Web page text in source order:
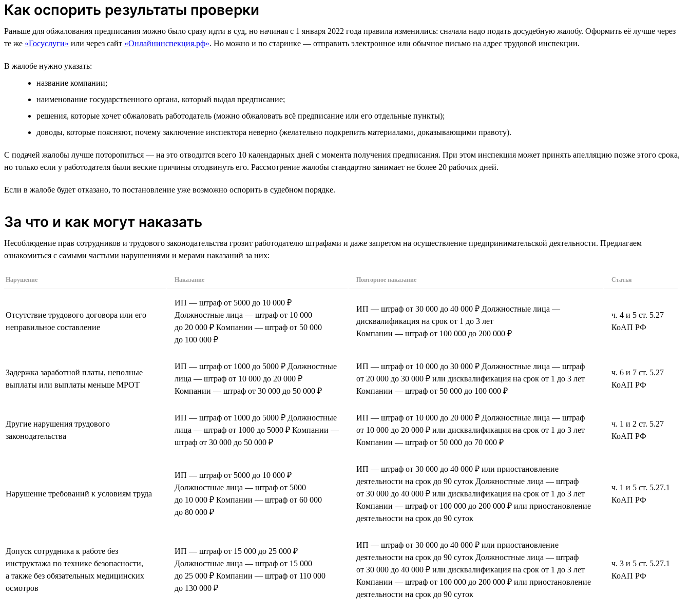
Как оспорить результаты проверки
Раньше для обжалования предписания можно было сразу идти в суд, но начиная с 1 января 2022 года правила изменились: сначала надо подать досудебную жалобу. Оформить её лучше через
те же «Госуслуги» или через сайт «Онлайнинспекция.рф». Но можно и по старинке — отправить электронное или обычное письмо на адрес трудовой инспекции.
В жалобе нужно указать:
название компании;
наименование государственного органа, который выдал предписание;
решения, которые хочет обжаловать работодатель (можно обжаловать всё предписание или его отдельные пункты);
доводы, которые поясняют, почему заключение инспектора неверно (желательно подкрепить материалами, доказывающими правоту).
С подачей жалобы лучше поторопиться — на это отводится всего 10 календарных дней с момента получения предписания. При этом инспекция может принять апелляцию позже этого срока,
но только если у работодателя были веские причины отодвинуть его. Рассмотрение жалобы стандартно занимает не более 20 рабочих дней.
Если в жалобе будет отказано, то постановление уже возможно оспорить в судебном порядке.
За что и как могут наказать
Несоблюдение прав сотрудников и трудового законодательства грозит работодателю штрафами и даже запретом на осуществление предпринимательской деятельности. Предлагаем
ознакомиться с самыми частыми нарушениями и мерами наказаний за них:
Нарушение Наказание Повторное наказание Статья
Отсутствие трудового договора или его
неправильное составление
ИП — штраф от 5000 до 10 000 ₽
Должностные лица — штраф от 10 000
до 20 000 ₽ Компании — штраф от 50 000
до 100 000 ₽
ИП — штраф от 30 000 до 40 000 ₽ Должностные лица —
дисквалификация на срок от 1 до 3 лет
Компании — штраф от 100 000 до 200 000 ₽
ч. 4 и 5 ст. 5.27
КоАП РФ
Задержка заработной платы, неполные
выплаты или выплаты меньше МРОТ
ИП — штраф от 1000 до 5000 ₽ Должностные
лица — штраф от 10 000 до 20 000 ₽
Компании — штраф от 30 000 до 50 000 ₽
ИП — штраф от 10 000 до 30 000 ₽ Должностные лица — штраф
от 20 000 до 30 000 ₽ или дисквалификация на срок от 1 до 3 лет
Компании — штраф от 50 000 до 100 000 ₽
ч. 6 и 7 ст. 5.27
КоАП РФ
Другие нарушения трудового
законодательства
ИП — штраф от 1000 до 5000 ₽ Должностные
лица — штраф от 1000 до 5000 ₽ Компании —
штраф от 30 000 до 50 000 ₽
ИП — штраф от 10 000 до 20 000 ₽ Должностные лица — штраф
от 10 000 до 20 000 ₽ или дисквалификация на срок от 1 до 3 лет
Компании — штраф от 50 000 до 70 000 ₽
ч. 1 и 2 ст. 5.27
КоАП РФ
Нарушение требований к условиям труда
ИП — штраф от 5000 до 10 000 ₽
Должностные лица — штраф от 5000
до 10 000 ₽ Компании — штраф от 60 000
до 80 000 ₽
ИП — штраф от 30 000 до 40 000 ₽ или приостановление
деятельности на срок до 90 суток Должностные лица — штраф
от 30 000 до 40 000 ₽ или дисквалификация на срок от 1 до 3 лет
Компании — штраф от 100 000 до 200 000 ₽ или приостановление
деятельности на срок до 90 суток
ч. 1 и 5 ст. 5.27.1
КоАП РФ
Допуск сотрудника к работе без
инструктажа по технике безопасности,
а также без обязательных медицинских
осмотров
ИП — штраф от 15 000 до 25 000 ₽
Должностные лица — штраф от 15 000
до 25 000 ₽ Компании — штраф от 110 000
до 130 000 ₽
ИП — штраф от 30 000 до 40 000 ₽ или приостановление
деятельности на срок до 90 суток Должностные лица — штраф
от 30 000 до 40 000 ₽ или дисквалификация на срок от 1 до 3 лет
Компании — штраф от 100 000 до 200 000 ₽ или приостановление
деятельности на срок до 90 суток
ч. 3 и 5 ст. 5.27.1
КоАП РФ